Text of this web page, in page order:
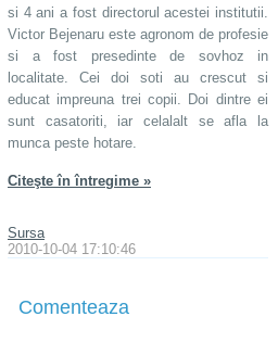
si 4 ani a fost directorul acestei institutii.
Victor Bejenaru este agronom de profesie
si a fost presedinte de sovhoz in
localitate. Cei doi soti au crescut si
educat impreuna trei copii. Doi dintre ei
sunt casatoriti, iar celalalt se afla la
munca peste hotare.
Citeşte în întregime »
Sursa
2010-10-04 17:10:46
Comenteaza